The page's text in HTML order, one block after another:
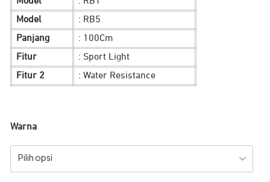
Model
: RB5
Panjang
: 100Cm
Fitur
: Sport Light
Fitur 2
: Water Resistance
Warna
Pilih opsi